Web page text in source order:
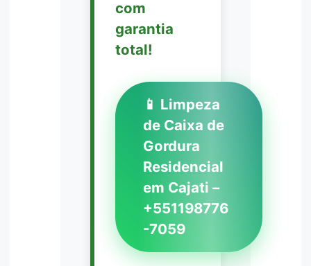
com
garantia
total!
📱 Limpeza
de Caixa de
Gordura
Residencial
em Cajati –
+551198776
-7059